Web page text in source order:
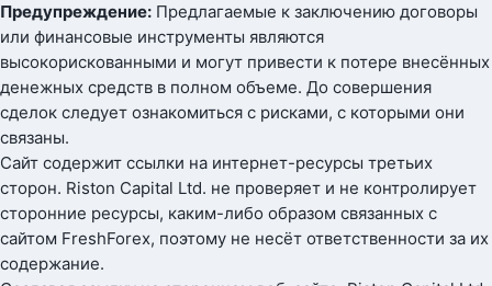
Предупреждение: Предлагаемые к заключению договоры
или финансовые инструменты являются
высокорискованными и могут привести к потере внесённых
денежных средств в полном объеме. До совершения
сделок следует ознакомиться с рисками, с которыми они
связаны.
Сайт содержит ссылки на интернет-ресурсы третьих
сторон. Riston Capital Ltd. не проверяет и не контролирует
сторонние ресурсы, каким-либо образом связанных с
сайтом FreshForex, поэтому не несёт ответственности за их
содержание.